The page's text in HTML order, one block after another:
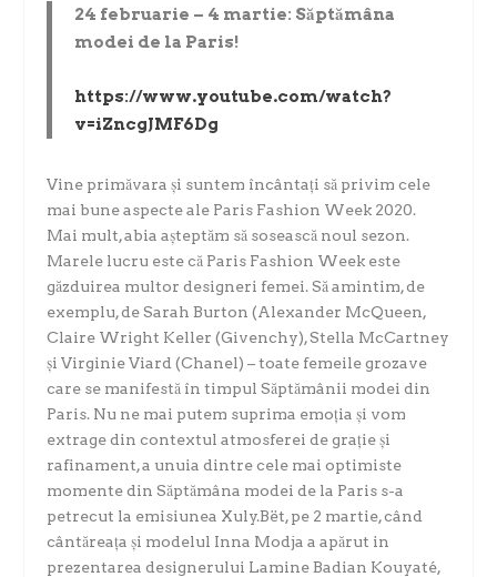
24 februarie – 4 martie: Săptămâna
modei de la Paris!
https://www.youtube.com/watch?
v=iZncgJMF6Dg
Vine primăvara și suntem încântați să privim cele
mai bune aspecte ale Paris Fashion Week 2020.
Mai mult, abia așteptăm să sosească noul sezon.
Marele lucru este că Paris Fashion Week este
găzduirea multor designeri femei. Să amintim, de
exemplu, de Sarah Burton (Alexander McQueen,
Claire Wright Keller (Givenchy), Stella McCartney
și Virginie Viard (Chanel) – toate femeile grozave
care se manifestă în timpul Săptămânii modei din
Paris. Nu ne mai putem suprima emoția și vom
extrage din contextul atmosferei de grație și
rafinament, a unuia dintre cele mai optimiste
momente din Săptămâna modei de la Paris s-a
petrecut la emisiunea Xuly.Bët, pe 2 martie, când
cântăreața și modelul Inna Modja a apărut in
prezentarea designerului Lamine Badian Kouyaté,